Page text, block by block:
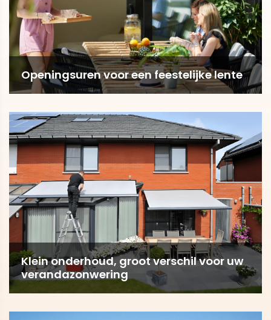
Openingsuren voor een feestelijke lente
Klein onderhoud, groot verschil voor uw
verandazonwering